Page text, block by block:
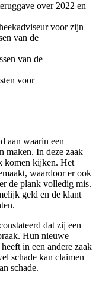
over 2022 en
voor zijn
van de
van de
voor
aan waarin een
maken. In deze zaak
komen kijken. Het
waardoor er ook
de plank volledig mis.
geld en de klant
dat zij een
Hun nieuwe
in een andere zaak
schade kan claimen
schade.